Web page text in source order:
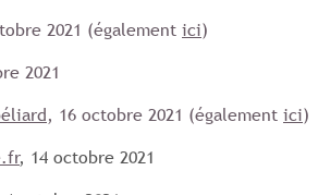
2021 (également ici)
2021
, 16 octobre 2021 (également ici)
, 14 octobre 2021